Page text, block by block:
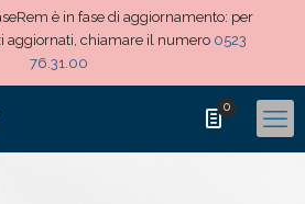
è in fase di aggiornamento: per
aggiornati, chiamare il numero 0523
76.31.00
0